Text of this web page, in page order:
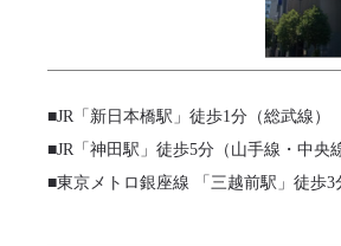
■JR「新日本橋駅」徒歩1分（総武線）
■JR「神田駅」徒歩5分（山手線・中央
■東京メトロ銀座線 「三越前駅」徒歩3